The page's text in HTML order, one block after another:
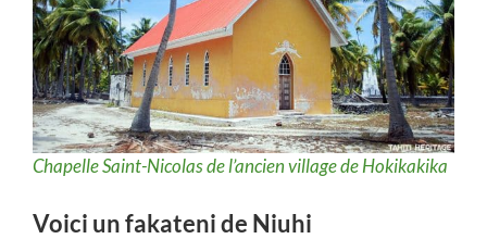
Chapelle Saint-Nicolas de l’ancien village deHokikakika
Voici un fakateni de Niuhi